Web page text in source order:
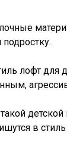
подростку.
лофт для
такой
в